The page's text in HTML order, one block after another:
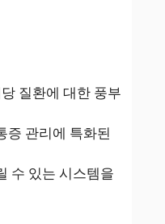
질환에 대한 풍부
증 관리에 특화된
수 있는 시스템을